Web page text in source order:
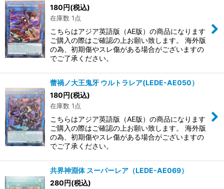
180円(税込)
在庫数 1点
こちらはアジア英語版（AE版）の商品になります
ご購入の際はご確認の上お願い致します。 海外版
の為、初期傷やスレ傷がある場合がございますの
でご了承ください。
蕾禍ノ大王鬼牙 ウルトラレア(LEDE-AE050）
180円(税込)
在庫数 1点
こちらはアジア英語版（AE版）の商品になります
ご購入の際はご確認の上お願い致します。 海外版
の為、初期傷やスレ傷がある場合がございますの
でご了承ください。
共界神淵体 スーパーレア（LEDE-AE069）
280円(税込)